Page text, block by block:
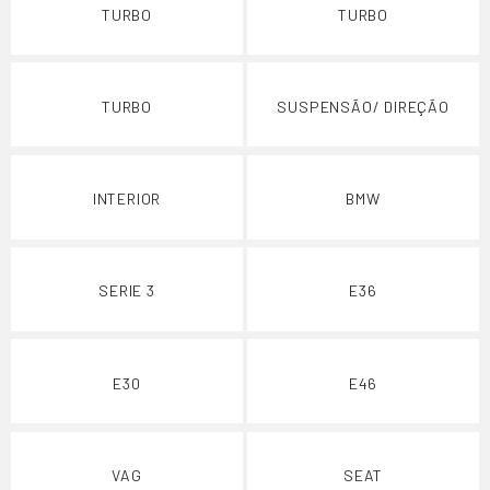
TURBO TURBO
TURBO SUSPENSÃO/ DIREÇÃO
INTERIOR BMW
SERIE 3 E36
E30 E46
VAG SEAT